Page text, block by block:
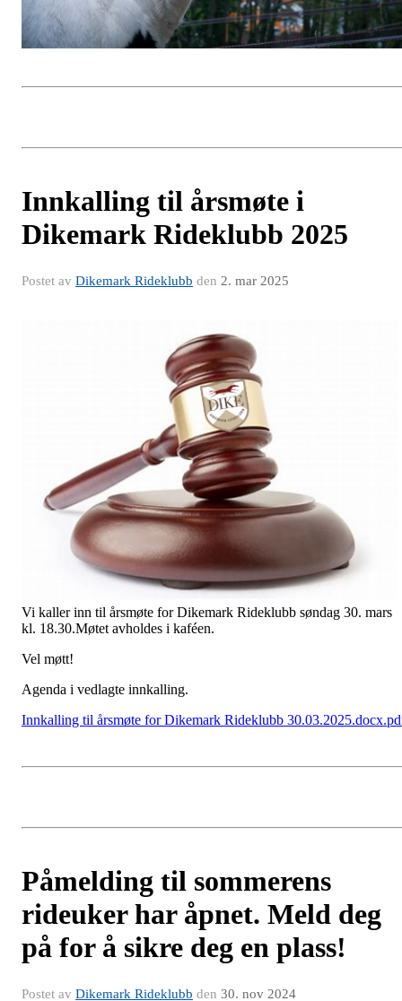
Innkalling til årsmøte i
Dikemark Rideklubb 2025
Postet av Dikemark Rideklubb den 2. mar 2025
Vi kaller inn til årsmøte for Dikemark Rideklubb søndag 30. mars
kl. 18.30.Møtet avholdes i kaféen.
Vel møtt!
Agenda i vedlagte innkalling.
Innkalling til årsmøte for Dikemark Rideklubb
Påmelding til sommerens
rideuker har åpnet. Meld deg
på for å sikre deg en plass!
Postet av Dikemark Rideklubb den 30. nov 2024